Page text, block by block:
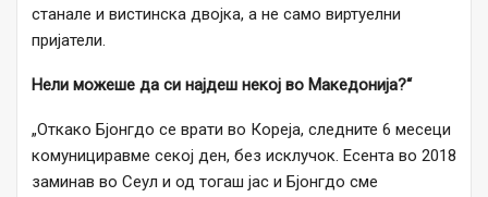
станале и вистинска двојка, а не само виртуелни
пријатели.
Нели можеше да си најдеш некој во Македонија?“
„Откако Бјонгдо се врати во Кореја, следните 6 месеци
комунициравме секој ден, без исклучок. Есента во 2018
заминав во Сеул и од тогаш јас и Бјонгдо сме